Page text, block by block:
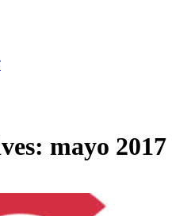
mayo 2017